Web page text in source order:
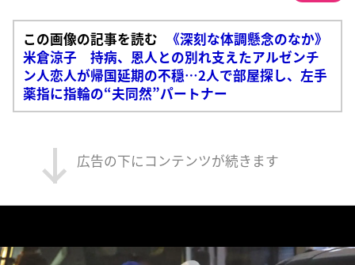
この画像の記事を読む
《深刻な体調懸念のなか》
米倉涼子 持病、恩人との別れ支えたアルゼンチ
ン人恋人が帰国延期の不穏…2人で部屋探し、左手
薬指に指輪の“夫同然”パートナー
広告の下にコンテンツが続きます